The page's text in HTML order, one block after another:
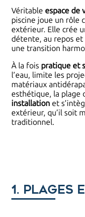
Véritable espace de
piscine joue un rôle
extérieur. Elle crée
détente, au repos
une transition
À la fois pratique et
l’eau, limite les
matériaux
esthétique, la plage
installation et
extérieur, qu’il soit
traditionnel.
1. Plages